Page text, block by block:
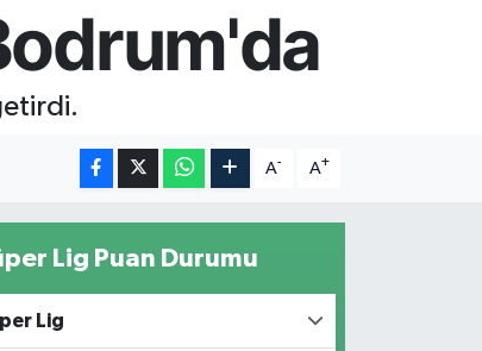
A- A+
Lig Puan Durumu
Lig